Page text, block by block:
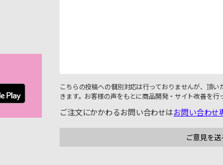
こちらの投稿への個別対応は行っておりませんが、頂
きます。お客様の声をもとに商品開発・サイト改善を行
ご注文にかかわるお問い合わせはお問い合わせ